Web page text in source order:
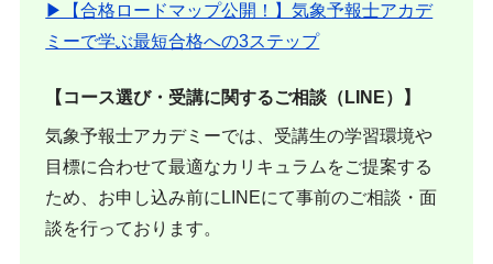
▶︎【合格ロードマップ公開！】気象予報士アカデ
ミーで学ぶ最短合格への3ステップ
【コース選び・受講に関するご相談（LINE）】
気象予報士アカデミーでは、受講生の学習環境や
目標に合わせて最適なカリキュラムをご提案する
ため、お申し込み前にLINEにて事前のご相談・面
談を行っております。